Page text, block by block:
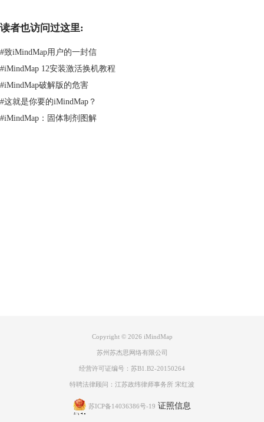
有误的则需要根据提醒进行修改。
注册成功后则会跳出激活iMindMap成功的提示窗口，点击继续则可以正
读者也访问过这里:
#致iMindMap用户的一封信
#iMindMap 12安装激活换机教程
#iMindMap破解版的危害
#这就是你要的iMindMap？
#iMindMap：固体制剂图解
Copyright © 2026 iMindMap
苏州苏杰思网络有限公司
经营许可证编号：苏B1.B2-20150264
特聘法律顾问：江苏政纬律师事务所 宋红波
苏ICP备14036386号-19 证照信息